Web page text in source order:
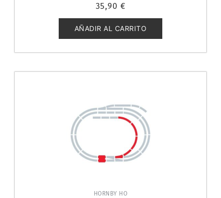
con
de
5
35,90 €
AÑADIR AL CARRITO
HORNBY HO